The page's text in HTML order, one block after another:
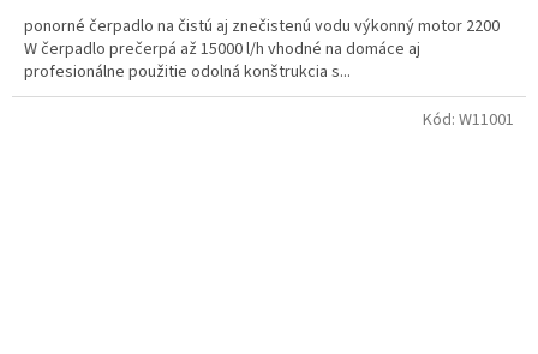
ponorné čerpadlo na čistú aj znečistenú vodu výkonný motor 2200
W čerpadlo prečerpá až 15000 l/h vhodné na domáce aj
profesionálne použitie odolná konštrukcia s...
Kód: W11001